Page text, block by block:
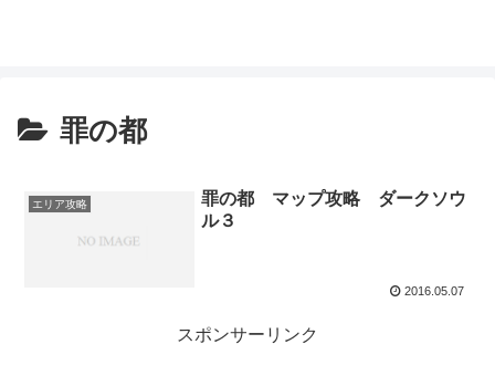
罪の都
エリア攻略
罪の都 マップ攻略 ダークソウ
ル３
2016.05.07
スポンサーリンク